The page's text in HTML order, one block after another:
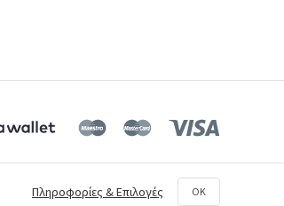
Πληροφορίες & Επιλογές OK